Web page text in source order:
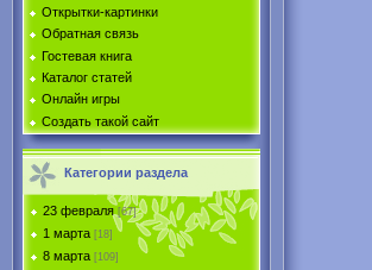
Открытки-картинки
Обратная связь
Гостевая книга
Каталог статей
Онлайн игры
Создать такой сайт
Категории раздела
23 февраля [67]
1 марта [18]
8 марта [109]